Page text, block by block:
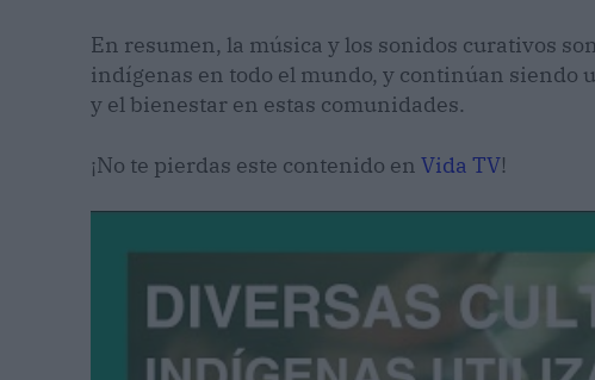
En resumen, la música y los sonidos curativos
indígenas en todo el mundo, y continúan siendo
y el bienestar en estas comunidades.
¡No te pierdas este contenido en Vida TV!